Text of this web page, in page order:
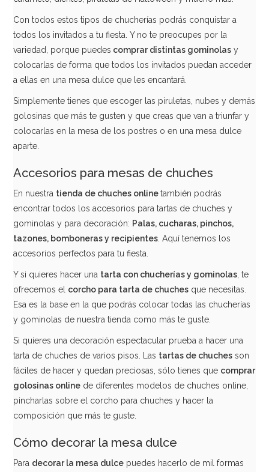
AÑADIR
Animales de Chocolate 25 gr - 1 ud
2,50€
AÑADIR
Con todos estos tipos de chucherías podrás conquistar a
todos los invitados a tu fiesta. Y no te preocupes por la
variedad, porque puedes comprar distintas gominolas y
colocarlas de forma que todos los invitados puedan acceder
a ellas en una mesa dulce que les encantará.
Simplemente tienes que escoger las piruletas, nubes y demás
golosinas que más te gusten y que creas que van a triunfar y
colocarlas en la mesa de los postres o en una mesa dulce
aparte.
Accesorios para mesas de chuches
En nuestra tienda de chuches onlinetambién podrás
encontrar todos los accesorios para tartas de chuches y
gominolas y para decoración: Palas, cucharas, pinchos,
tazones, bomboneras y recipientes . Aquí tenemos los
accesorios perfectos para tu fiesta.
Y si quieres hacer una tarta con chucherías y gominolas , te
ofrecemos el corcho para tarta de chuches que necesitas.
Esa es la base en la que podrás colocar todas las chucherías
y gominolas de nuestra tienda como más te guste.
Si quieres una decoración espectacular prueba a hacer una
tarta de chuches de varios pisos. Las tartas de chuches son
fáciles de hacer y quedan preciosas, sólo tienes que comprar
golosinas online de diferentes modelos de chuches online,
pincharlas sobre el corcho para chuches y hacer la
composición que más te guste.
Cómo decorar la mesa dulce
Para decorar la mesa dulce puedes hacerlo de mil formas